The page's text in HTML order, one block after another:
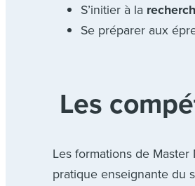
S’initier à la
Se préparer aux
Les
Les formations de Master
pratique enseignante du